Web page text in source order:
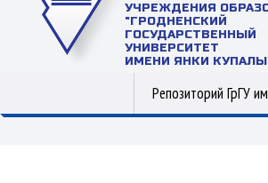
УЧРЕЖДЕНИЯ
"ГРОДНЕНСКИЙ
ГОСУДАРСТВЕННЫЙ
УНИВЕРСИТЕТ
ИМЕНИ ЯНКИ
Репозиторий ГрГУ